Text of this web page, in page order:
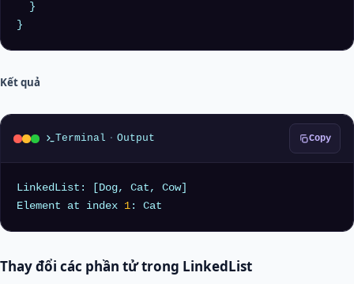
  }
Kết quả
Terminal · Output Copy
LinkedList: [Dog, Cat, Cow]
Element at index 1
Thay đổi các phần tử trong LinkedList